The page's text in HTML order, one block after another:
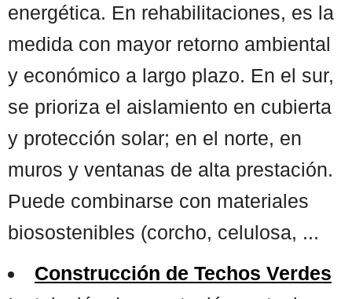
energética. En rehabilitaciones, es la
medida con mayor retorno ambiental
y económico a largo plazo. En el sur,
se prioriza el aislamiento en cubierta
y protección solar; en el norte, en
muros y ventanas de alta prestación.
Puede combinarse con materiales
biosostenibles (corcho, celulosa, ...
Construcción de Techos Verdes